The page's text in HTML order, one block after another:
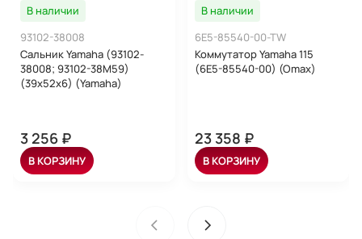
В наличии
93102-38008
Сальник Yamaha (93102-
38008; 93102-38M59)
(39x52x6) (Yamaha)
3 256 ₽
В КОРЗИНУ
В наличии
6E5-85540-00-TW
Коммутатор Yamaha 115
(6E5-85540-00) (Omax)
23 358 ₽
В КОРЗИНУ